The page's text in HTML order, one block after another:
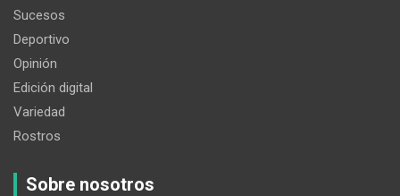
Sucesos
Deportivo
Opinión
Edición digital
Variedad
Rostros
Sobre nosotros